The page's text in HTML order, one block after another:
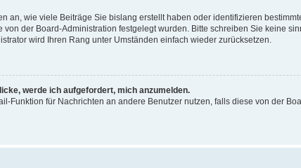
an, wie viele Beiträge Sie bislang erstellt haben oder identifizieren
der Board-Administration festgelegt wurden. Bitte schreiben Sie keine
wird Ihren Rang unter Umständen einfach wieder zurücksetzen.
werde ich aufgefordert, mich anzumelden.
Funktion für Nachrichten an andere Benutzer nutzen, falls diese von der